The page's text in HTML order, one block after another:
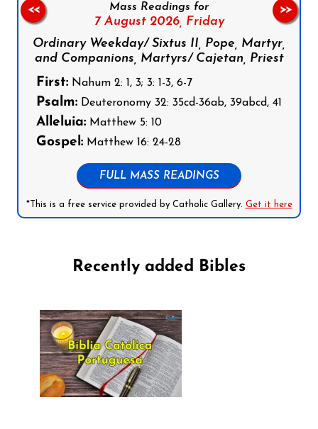
Mass Readings for
7 August 2026, Friday
Ordinary Weekday/ Sixtus II, Pope, Martyr,
and Companions, Martyrs/ Cajetan, Priest
First: Nahum 2: 1, 3; 3: 1-3, 6-7
Psalm: Deuteronomy 32: 35cd-36ab, 39abcd, 41
Alleluia: Matthew 5: 10
Gospel: Matthew 16: 24-28
FULL MASS READINGS
*This is a free service provided by Catholic Gallery. Get it here
<< >>
Recently added Bibles